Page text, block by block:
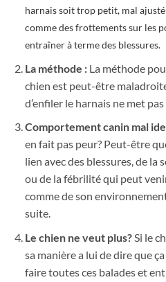
harnais soit trop petit, mal
comme des frottements sur les
entraîner à terme des blessures.
La méthode : La méthode
chien est peut-être
d’enfiler le harnais ne met
Comportement canin mal
en fait pas peur? Peut-être
lien avec des blessures, de la
ou de la fébrilité qui peut
comme de son
suite.
Le chien ne veut plus?Si le
sa manière a lui de dire que
faire toutes ces balades et